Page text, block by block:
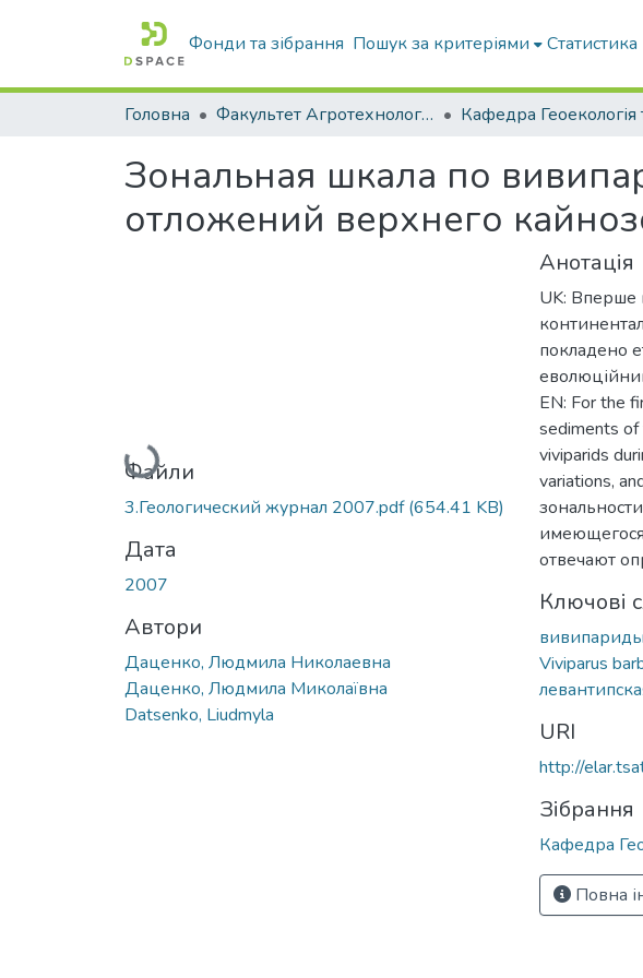
Фонди та зібрання Пошук за критеріями Статистика
Головна Факультет Агротехнологій та екології
Зональная шкала по
отложений верхнего
Вантажиться...
Файли
3.Геологический журнал 2007.pdf(654.41 KB)
Дата
2007
Автори
Даценко, Людмила Николаевна
Даценко, Людмила Миколаївна
Datsenko, Liudmyla
Анотація
UK: Вперше
покладено
EN: For the
sediments
viviparids
variations,
отвечают
Ключові
вивипариды
Viviparus
URI
http://
Зібрання
Кафедра
Повна